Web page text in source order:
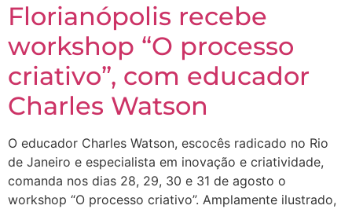
Florianópolis recebe
workshop “O processo
criativo”, com educador
Charles Watson
O educador Charles Watson, escocês radicado no Rio
de Janeiro e especialista em inovação e criatividade,
comanda nos dias 28, 29, 30 e 31 de agosto o
workshop “O processo criativo”. Amplamente ilustrado,